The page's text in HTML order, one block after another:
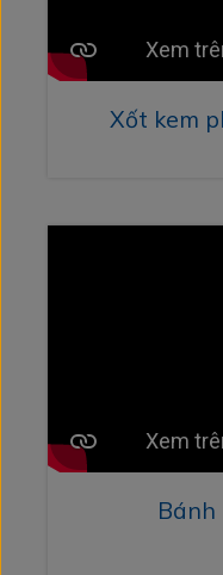
Xốt kem
Bánh